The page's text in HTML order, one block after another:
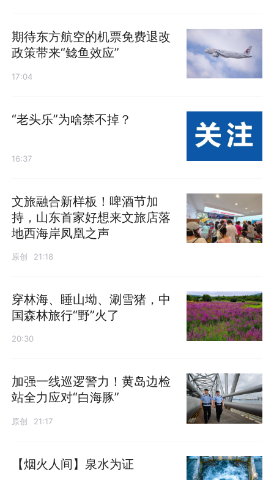
期待东方航空的机票免费退改
政策带来“鲶鱼效应”
17:04
“老头乐”为啥禁不掉？
16:37
文旅融合新样板！啤酒节加
持，山东首家好想来文旅店落
地西海岸凤凰之声
原创 21:18
穿林海、睡山坳、涮雪猪，中
国森林旅行“野”火了
20:30
加强一线巡逻警力！黄岛边检
站全力应对“白海豚”
原创 21:17
【烟火人间】泉水为证